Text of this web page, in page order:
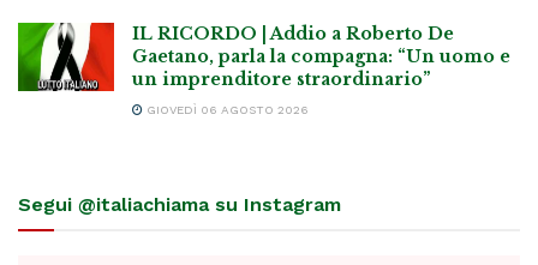
IL RICORDO | Addio a Roberto De
Gaetano, parla la compagna: “Un uomo e
un imprenditore straordinario”
GIOVEDÌ 06 AGOSTO 2026
Segui @italiachiama su Instagram